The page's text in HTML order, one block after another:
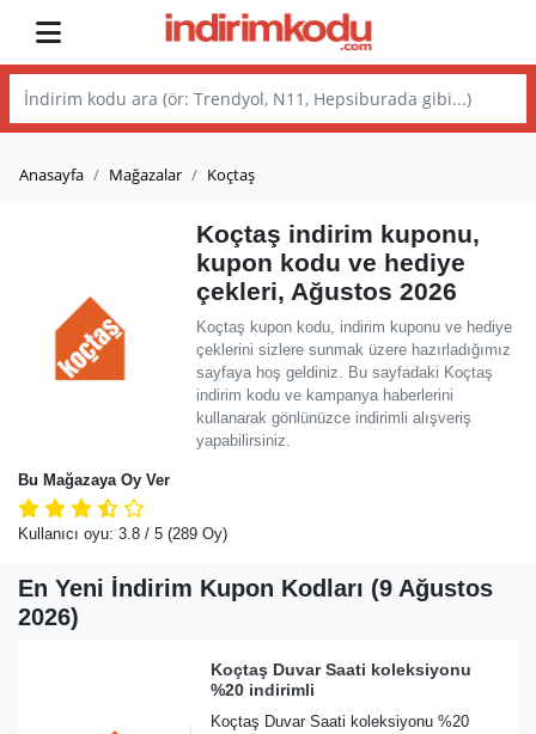
Anasayfa Mağazalar Koçtaş
Bu Mağazaya Oy Ver
Kullanıcı oyu: 3.8 / 5 (289 Oy)
Koçtaş indirim kuponu,
kupon kodu ve hediye
çekleri, Ağustos 2026
Koçtaş kupon kodu, indirim kuponu ve hediye
çeklerini sizlere sunmak üzere hazırladığımız
sayfaya hoş geldiniz. Bu sayfadaki Koçtaş
indirim kodu ve kampanya haberlerini
kullanarak gönlünüzce indirimli alışveriş
yapabilirsiniz.
En Yeni İndirim Kupon Kodları (9 Ağustos
2026)
Koçtaş Duvar Saati koleksiyonu
%20 indirimli
Koçtaş Duvar Saati koleksiyonu %20